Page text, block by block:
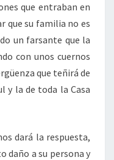
que entraban en
que su familia no es
un farsante que la
con unos cuernos
que teñirá de
y la de toda la Casa
dará la respuesta,
daño a su persona y